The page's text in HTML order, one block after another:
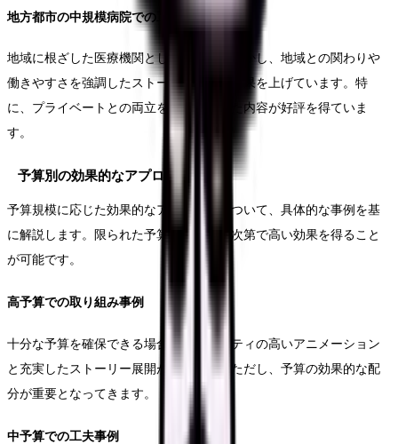
地方都市の中規模病院での工夫
地域に根ざした医療機関としての特徴を活かし、地域との関わりや
働きやすさを強調したストーリー展開が効果を上げています。特
に、プライベートとの両立をテーマにした内容が好評を得ていま
す。
予算別の効果的なアプローチ
予算規模に応じた効果的なアプローチについて、具体的な事例を基
に解説します。限られた予算でも、工夫次第で高い効果を得ること
が可能です。
高予算での取り組み事例
十分な予算を確保できる場合は、クオリティの高いアニメーション
と充実したストーリー展開が可能です。ただし、予算の効果的な配
分が重要となってきます。
中予算での工夫事例